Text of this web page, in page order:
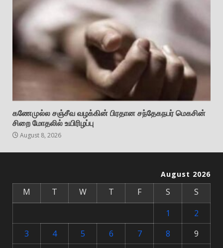
கணேமுல்ல சஞ்சீவ வழக்கின் பிரதான சந்தேகநபர் மெகசின்
சிறை மோதலில் உயிரிழப்பு
August 8, 2026
August 2026
M T W T F S
S
1
2
3
4 5 6 7 8
9